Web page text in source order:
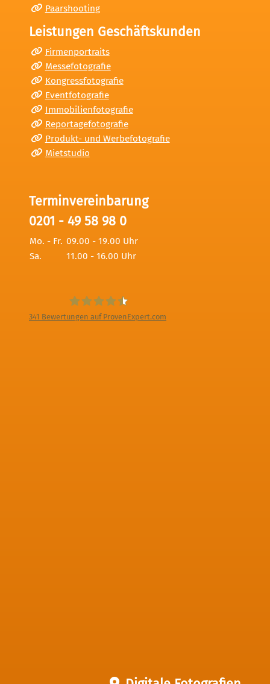
Paarshooting
Leistungen Geschäftskunden
Firmenportraits
Messefotografie
Kongressfotografie
Eventfotografie
Immobilienfotografie
Reportagefotografie
Produkt- und Werbefotografie
Mietstudio
Terminvereinbarung
0201 - 49 58 98 0
Mo. - Fr. 09.00 - 19.00 Uhr
Sa.
11.00 - 16.00 Uhr
341 Bewertungen auf ProvenExpert.com